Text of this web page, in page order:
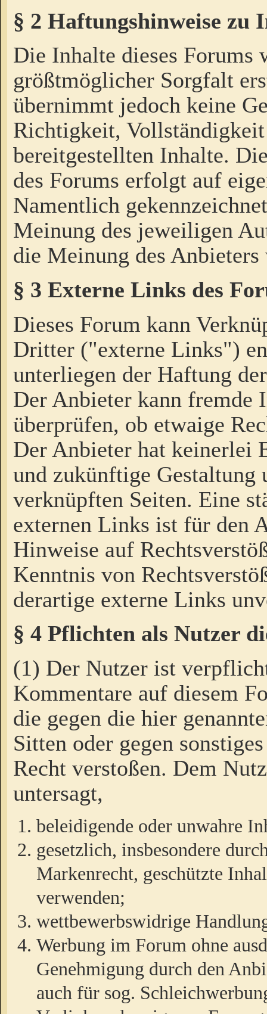
§ 2 Haftungshinweise zu
Die Inhalte dieses Forums
größtmöglicher Sorgfalt
übernimmt jedoch keine
Richtigkeit,
bereitgestellten Inhalte.
des Forums erfolgt auf
Namentlich
Meinung des jeweiligen
die Meinung des Anbieters
§ 3 Externe Links des
Dieses Forum kann
Dritter ("externe Links")
unterliegen der Haftung
Der Anbieter kann fremde
überprüfen, ob etwaige
Der Anbieter hat keinerlei
und zukünftige Gestaltung
verknüpften Seiten. Eine
externen Links ist für den
Hinweise auf
Kenntnis von
derartige externe Links
§ 4 Pflichten als Nutzer
(1) Der Nutzer ist
Kommentare auf diesem
die gegen die hier
Sitten oder gegen
Recht verstoßen. Dem
untersagt,
beleidigende oder unwahre
gesetzlich, insbesondere
Markenrecht, geschützte
verwenden;
wettbewerbswidrige
Werbung im Forum ohne
Genehmigung durch den
auch für sog.